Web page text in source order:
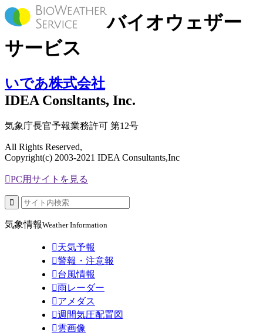
バイオウェザー
サービス
いであ株式会社
IDEA Consltants, Inc.
気象庁長官予報業務許可 第12号
All Rights Reserved,
Copyright(c) 2003-2021 IDEA Consultants,Inc
PC用サイトを見る

気象情報Weather Information
天気予報
警報・注意報
台風情報
雨レーダー
アメダス
週間気圧配置図
雲画像